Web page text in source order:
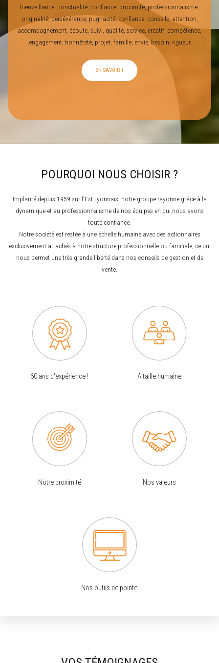
bienveillance, ponctualité, confiance, proximité, professionnalisme,
originalité, persévérance, pugnacité, confiance, conseils, attention,
accompagnement, écoute, suivi, qualité, service, créatif, compétence,
engagement, honnêteté, projet, famille, envie, besoin, rigueur
EN SAVOIR +
POURQUOI NOUS CHOISIR ?
Implanté depuis 1959 sur l’Est Lyonnais, notre groupe rayonne grâce à la
dynamique et au professionnalisme de nos équipes en qui nous avons
toute confiance.
Notre société est restée à une échelle humaine avec des actionnaires
exclusivement attachés à notre structure professionnelle ou familiale, ce qui
nous permet une très grande liberté dans nos conseils de gestion et de
vente.
60 ans d'expérience ! A taille humaine
Notre proximité Nos valeurs
Nos outils de pointe